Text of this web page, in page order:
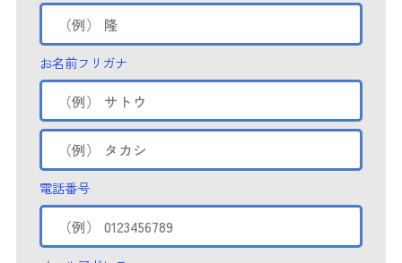
お名前フリガナ
電話番号